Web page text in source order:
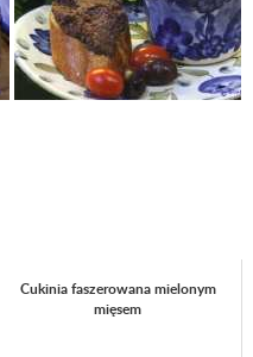
Cukinia faszerowana mielonym
mięsem